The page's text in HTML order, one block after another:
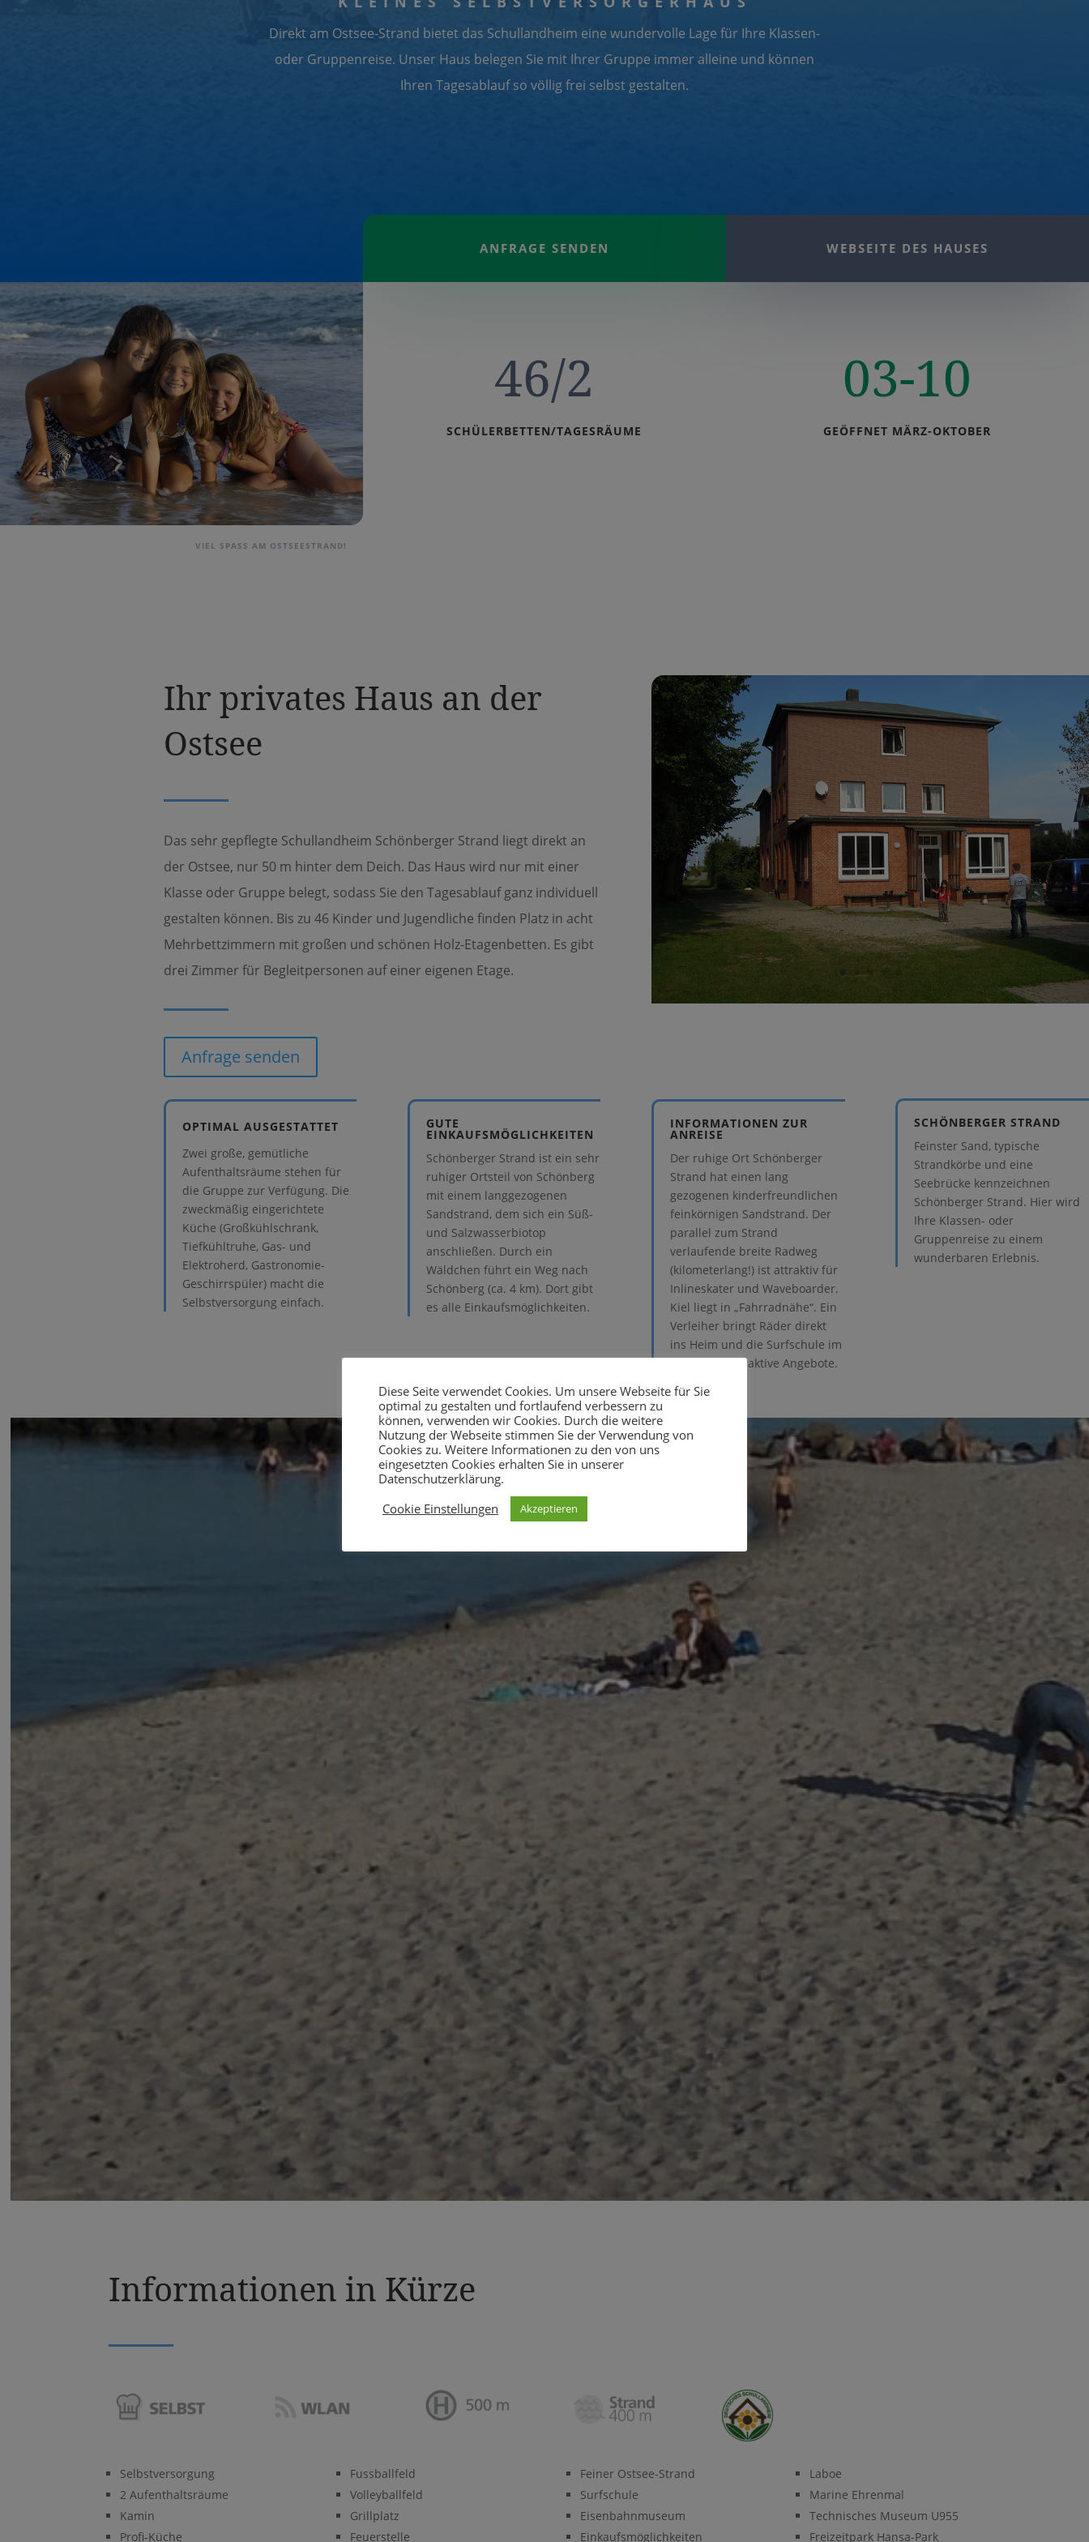
Direkt am Ostsee-Strand bietet das Schullandheim eine wundervolle Lage für Ihre Klassen-
oder Gruppenreise. Unser Haus belegen Sie mit Ihrer Gruppe immer alleine und können
Ihren Tagesablauf so völlig frei selbst gestalten.
ANFRAGE SENDEN WEBSEITE DES HAUSES
VIEL SPASS AM OSTSEESTRAND!
46/2
SCHÜLERBETTEN/TAGESRÄUME
03-10
GEÖFFNET MÄRZ-OKTOBER
Ihr privates Haus an der
Ostsee
Das sehr gepflegte Schullandheim Schönberger Strand liegt direkt an
der Ostsee, nur 50 m hinter dem Deich. Das Haus wird nur mit einer
Klasse oder Gruppe belegt, sodass Sie den Tagesablauf ganz individuell
gestalten können. Bis zu 46 Kinder und Jugendliche finden Platz in acht
Mehrbettzimmern mit großen und schönen Holz-Etagenbetten. Es gibt
drei Zimmer für Begleitpersonen auf einer eigenen Etage.
Anfrage senden
OPTIMAL AUSGESTATTET
Zwei große, gemütliche
Aufenthaltsräume stehen für
die Gruppe zur Verfügung. Die
zweckmäßig eingerichtete
Küche (Großkühlschrank,
Tiefkühltruhe, Gas- und
Elektroherd, Gastronomie-
Geschirrspüler) macht die
Selbstversorgung einfach.
GUTE
EINKAUFSMÖGLICHKEITEN
Schönberger Strand ist ein sehr
ruhiger Ortsteil von Schönberg
mit einem langgezogenen
Sandstrand, dem sich ein Süß-
und Salzwasserbiotop
anschließen. Durch ein
Wäldchen führt ein Weg nach
Schönberg (ca. 4 km). Dort gibt
es alle Einkaufsmöglichkeiten.
INFORMATIONEN ZUR
ANREISE
Der ruhige Ort Schönberger
Strand hat einen lang
gezogenen kinderfreundlichen
feinkörnigen Sandstrand. Der
parallel zum Strand
verlaufende breite Radweg
(kilometerlang!) ist attraktiv für
Inlineskater und Waveboarder.
Kiel liegt in „Fahrradnähe“. Ein
Verleiher bringt Räder direkt
ins Heim und die Surfschule im
Ort macht attraktive Angebote.
SCHÖNBERGER STRAND
Feinster Sand, typische
Strandkörbe und eine
Seebrücke kennzeichnen
Schönberger Strand. Hier wird
Ihre Klassen- oder
Gruppenreise zu einem
wunderbaren Erlebnis.
Informationen in Kürze
Selbstversorgung
2 Aufenthaltsräume
Kamin
Profi-Küche
Fussballfeld
Volleyballfeld
Grillplatz
Feuerstelle
Feiner Ostsee-Strand
Surfschule
Eisenbahnmuseum
Einkaufsmöglichkeiten
Laboe
Marine Ehrenmal
Technisches Museum U955
Freizeitpark Hansa-Park
Diese Seite verwendet Cookies. Um unsere Webseite für Sie
optimal zu gestalten und fortlaufend verbessern zu
können, verwenden wir Cookies. Durch die weitere
Nutzung der Webseite stimmen Sie der Verwendung von
Cookies zu. Weitere Informationen zu den von uns
eingesetzten Cookies erhalten Sie in unserer
Datenschutzerklärung.
Cookie Einstellungen
Akzeptieren